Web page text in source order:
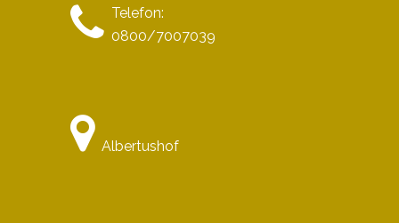
Telefon:
0800/7007039
Albertushof